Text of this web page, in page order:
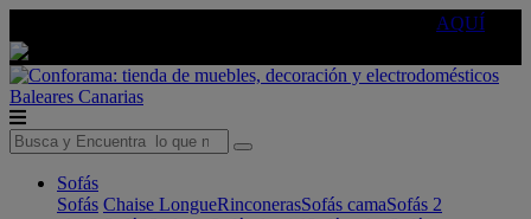
AQUÍ
Baleares Canarias
Sofás
Sofás Chaise LongueRinconerasSofás camaSofás 2